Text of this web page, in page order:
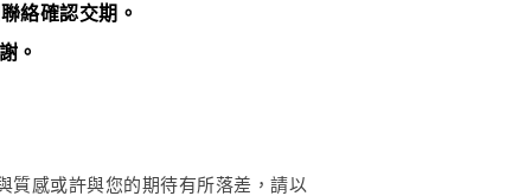
絡確認交期。
。
質感或許與您的期待有所落差，請以